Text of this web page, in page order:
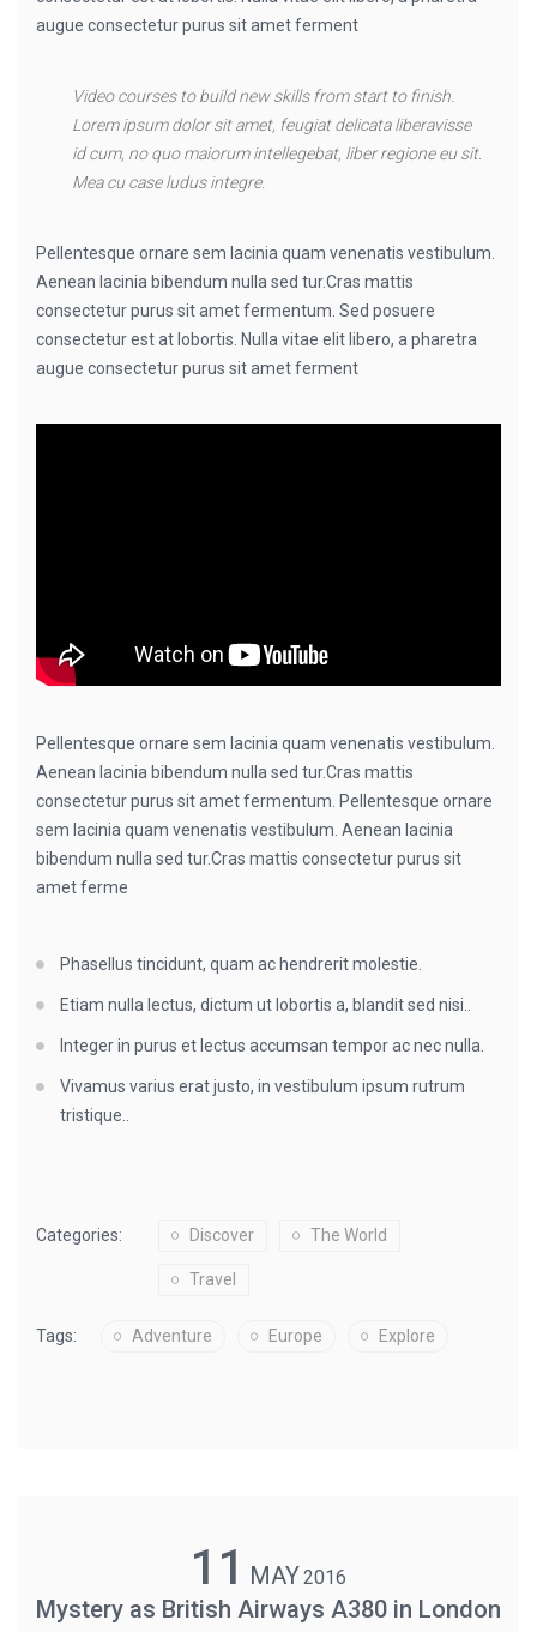
augue consectetur purus sit amet ferment
Video courses to build new skills from start to finish.
Lorem ipsum dolor sit amet, feugiat delicata liberavisse
id cum, no quo maiorum intellegebat, liber regione eu sit.
Mea cu case ludus integre.
Pellentesque ornare sem lacinia quam venenatis vestibulum.
Aenean lacinia bibendum nulla sed tur.Cras mattis
consectetur purus sit amet fermentum. Sed posuere
consectetur est at lobortis. Nulla vitae elit libero, a pharetra
augue consectetur purus sit amet ferment
Pellentesque ornare sem lacinia quam venenatis vestibulum.
Aenean lacinia bibendum nulla sed tur.Cras mattis
consectetur purus sit amet fermentum. Pellentesque ornare
sem lacinia quam venenatis vestibulum. Aenean lacinia
bibendum nulla sed tur.Cras mattis consectetur purus sit
amet ferme
Phasellus tincidunt, quam ac hendrerit molestie.
Etiam nulla lectus, dictum ut lobortis a, blandit sed nisi..
Integer in purus et lectus accumsan tempor ac nec nulla.
Vivamus varius erat justo, in vestibulum ipsum rutrum
tristique..
Categories: Discover The World
Travel
Tags: Adventure Europe Explore
11 MAY2016
Mystery as British Airways A380 in London